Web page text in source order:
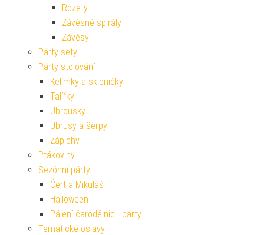
Rozety
Závěsné spirály
Závěsy
Párty sety
Párty stolování
Kelímky a skleničky
Talířky
Ubrousky
Ubrusy a šerpy
Zápichy
Ptákoviny
Sezónní párty
Čert a Mikuláš
Halloween
Pálení čarodějnic - párty
Tematické oslavy